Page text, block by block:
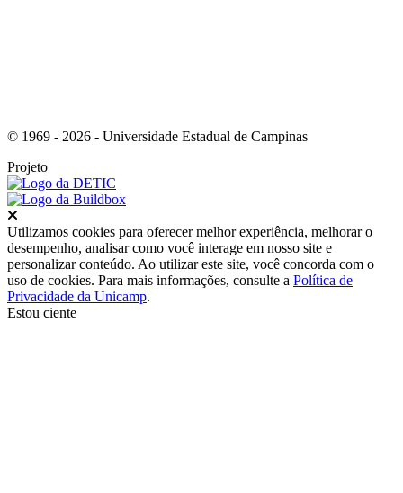
© 1969 - 2026 - Universidade Estadual de Campinas
Projeto
Utilizamos cookies para oferecer melhor experiência, melhorar o
desempenho, analisar como você interage em nosso site e
personalizar conteúdo. Ao utilizar este site, você concorda com o
uso de cookies. Para mais informações, consulte a Política de
Privacidade da Unicamp.
Estou ciente